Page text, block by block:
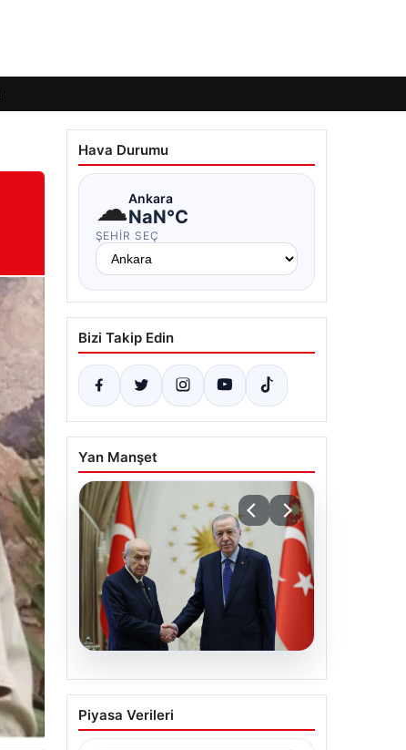
Hava Durumu
☁Ankara
NaN°C
ŞEHIR SEÇ
Bizi Takip Edin
Yan Manşet
Cumhurbaşkanı
Erdoğan, Devlet Bahçeli
Piyasa Verileri